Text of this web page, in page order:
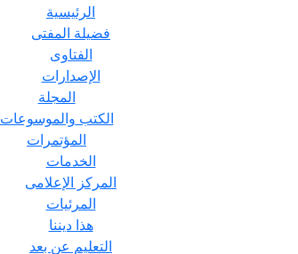
الرئيسية
فضيلة المفتى
الفتاوى
الإصدارات
المجلة
الكتب والموسوعات
المؤتمرات
الخدمات
المركز الإعلامى
المرئيات
هذا ديننا
التعليم عن بعد